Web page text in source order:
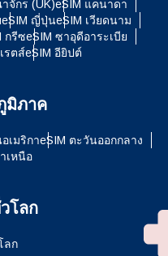
จักร (UK)eSIM แคนาดา
eSIM ญี่ปุ่นeSIM เวียดนาม
กรีซeSIM ซาอุดีอาระเบีย
รตส์eSIM อียิปต์
มิภาค
เมริกาeSIM ตะวันออกกลาง
เหนือ
โลก
ลก